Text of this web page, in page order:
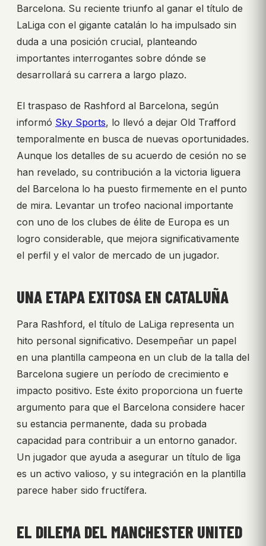
Barcelona. Su reciente triunfo al ganar el título de
LaLiga con el gigante catalán lo ha impulsado sin
duda a una posición crucial, planteando
importantes interrogantes sobre dónde se
desarrollará su carrera a largo plazo.
El traspaso de Rashford al Barcelona, según
informó Sky Sports, lo llevó a dejar Old Trafford
temporalmente en busca de nuevas oportunidades.
Aunque los detalles de su acuerdo de cesión no se
han revelado, su contribución a la victoria liguera
del Barcelona lo ha puesto firmemente en el punto
de mira. Levantar un trofeo nacional importante
con uno de los clubes de élite de Europa es un
logro considerable, que mejora significativamente
el perfil y el valor de mercado de un jugador.
UNA ETAPA EXITOSA EN CATALUÑA
Para Rashford, el título de LaLiga representa un
hito personal significativo. Desempeñar un papel
en una plantilla campeona en un club de la talla del
Barcelona sugiere un período de crecimiento e
impacto positivo. Este éxito proporciona un fuerte
argumento para que el Barcelona considere hacer
su estancia permanente, dada su probada
capacidad para contribuir a un entorno ganador.
Un jugador que ayuda a asegurar un título de liga
es un activo valioso, y su integración en la plantilla
parece haber sido fructífera.
EL DILEMA DEL MANCHESTER UNITED